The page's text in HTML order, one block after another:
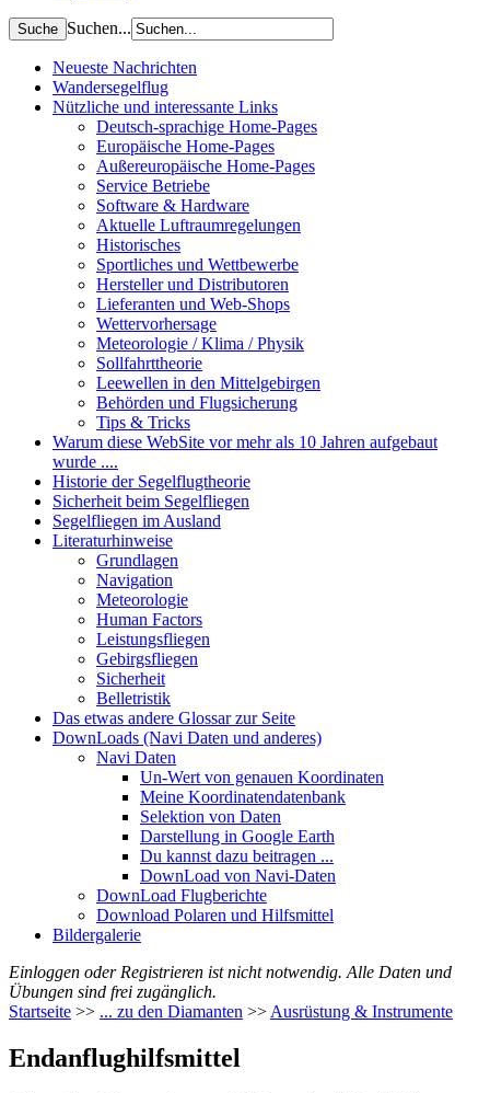
Suchen...
Neueste Nachrichten
Wandersegelflug
Nützliche und interessante Links
Deutsch-sprachige Home-Pages
Europäische Home-Pages
Außereuropäische Home-Pages
Service Betriebe
Software & Hardware
Aktuelle Luftraumregelungen
Historisches
Sportliches und Wettbewerbe
Hersteller und Distributoren
Lieferanten und Web-Shops
Wettervorhersage
Meteorologie / Klima / Physik
Sollfahrttheorie
Leewellen in den Mittelgebirgen
Behörden und Flugsicherung
Tips & Tricks
Warum diese WebSite vor mehr als 10 Jahren aufgebaut
wurde ....
Historie der Segelflugtheorie
Sicherheit beim Segelfliegen
Segelfliegen im Ausland
Literaturhinweise
Grundlagen
Navigation
Meteorologie
Human Factors
Leistungsfliegen
Gebirgsfliegen
Sicherheit
Belletristik
Das etwas andere Glossar zur Seite
DownLoads (Navi Daten und anderes)
Navi Daten
Un-Wert von genauen Koordinaten
Meine Koordinatendatenbank
Selektion von Daten
Darstellung in Google Earth
Du kannst dazu beitragen ...
DownLoad von Navi-Daten
DownLoad Flugberichte
Download Polaren und Hilfsmittel
Bildergalerie
Einloggen oder Registrieren ist nicht notwendig. Alle Daten und
Übungen sind frei zugänglich.
Startseite >> ... zu den Diamanten >> Ausrüstung & Instrumente
Endanflughilfsmittel